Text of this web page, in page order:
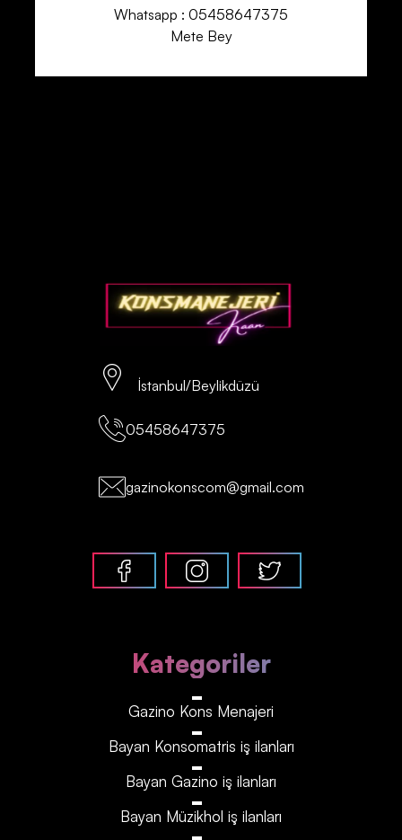
Whatsapp : 05458647375
Mete Bey
İstanbul/Beylikdüzü
05458647375
gazinokonscom@gmail.com
Kategoriler
Gazino Kons Menajeri
Bayan Konsomatris iş ilanları
Bayan Gazino iş ilanları
Bayan Müzikhol iş ilanları